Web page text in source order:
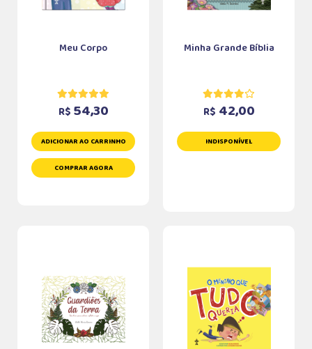
Meu Corpo
R$ 54,30
ADICIONAR AO CARRINHO
COMPRAR AGORA
Minha Grande Bíblia
R$ 42,00
INDISPONÍVEL